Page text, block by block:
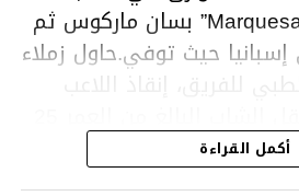
“Marquesa de la Ensenada” بسان ماركوس ثم
حيث توفي.حاول زملاء
ولكن تم إعلان وفاته
وصوله.
أكمل القراءة